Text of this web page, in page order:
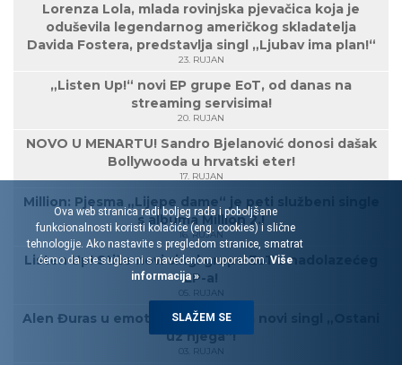
Lorenza Lola, mlada rovinjska pjevačica koja je
oduševila legendarnog američkog skladatelja
Davida Fostera, predstavlja singl „Ljubav ima plan!“
23. RUJAN
„Listen Up!“ novi EP grupe EoT, od danas na
streaming servisima!
20. RUJAN
NOVO U MENARTU! Sandro Bjelanović donosi dašak
Bollywooda u hrvatski eter!
17. RUJAN
Million: Pjesma „Lijepe dame“ je peti službeni single
s albuma Million 2.!
16. RUJAN
Listen Up! Stiže novi singl grupe EoT s nadolazećeg
EP-a!
05. RUJAN
Alen Đuras u emotivnom spotu za novi singl „Ostani
uz njega“!
03. RUJAN
Ova web stranica radi boljeg rada i poboljšane
funkcionalnosti koristi kolačiće (eng. cookies) i slične
tehnologije. Ako nastavite s pregledom stranice, smatrat
ćemo da ste suglasni s navedenom uporabom. Više
informacija »
SLAŽEM SE